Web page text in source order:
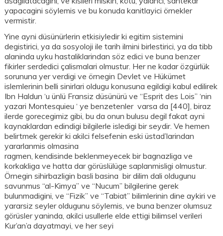
yapacagini söylemis ve bu konuda kanitlayici örnekler
vermistir.
Yine ayni düsünürlerin etkisiyledir ki egitim sistemini
degistirici, ya da sosyoloji ile tarih ilmini birlestirici, ya da tibb
alaninda uyku hastaliklarindan söz edici ve buna benzer
fikirler serdedici çalismalari olmustur. Her ne kadar özgürlük
sorununa yer verdigi ve örnegin Devlet ve Hükümet
islemlerinin belli sinirlari oldugu konusuna egildigi kabul edilirek
Ibn Haldun ‘u ünlü Fransiz düsünürü ve “Esprit des Lois” ‘nin
yazari Montesquieu ‘ ye benzetenler varsa da [440], biraz
ilerde gorecegimiz gibi, bu da onun bulusu degil fakat ayni
kaynaklardan edindigi bilgilerle isledigi bir seydir. Ve hemen
belirtmek gerekir ki akilci felsefenin eski üstad’larindan
yararlanmis olmasina
ragmen, kendisinde beklenmeyecek bir bagnazliga ve
korkakliga ve hatta dar görüslülüge saplanmisligi olmustur.
Örnegin sihirbazligin basli basina bir dilim dali oldugunu
savunmus “al-Kimya” ve “Nucum” bilgilerine gerek
bulunmadigini, ve “Fizik” ve “Tabiat” bilimlerinin dine aykiri ve
yararsiz seyler oldugunu söylemis, ve buna benzer olumsuz
görüsler yaninda, akilci usullerle elde ettigi bilimsel verileri
Kur’an’a dayatmayi, ve her seyi